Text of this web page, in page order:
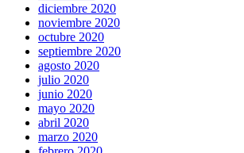
diciembre 2020
noviembre 2020
octubre 2020
septiembre 2020
agosto 2020
julio 2020
junio 2020
mayo 2020
abril 2020
marzo 2020